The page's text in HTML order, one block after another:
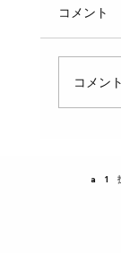
配管
ッチ
持間
水の
供
コメント
コメン
a1